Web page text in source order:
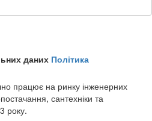
даних Політика
працює на ринку інженерних
сантехніки та
року.